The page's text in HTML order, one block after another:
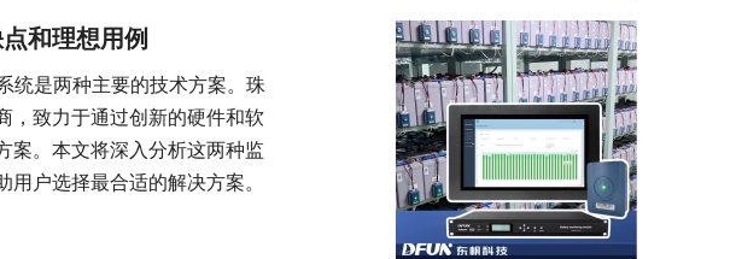
和理想用例
统是两种主要的技术方案。珠
，致力于通过创新的硬件和软
案。本文将深入分析这两种监
户选择最合适的解决方案。